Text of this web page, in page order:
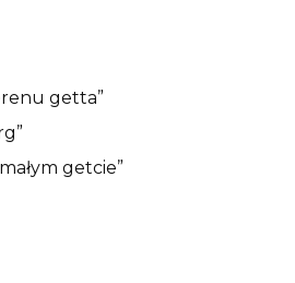
getta”
getcie”